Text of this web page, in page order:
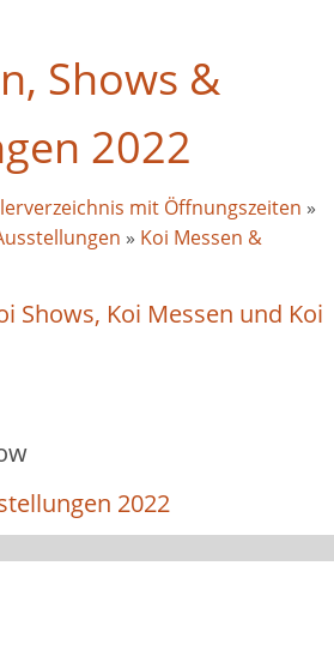
Shows &
2022
mit Öffnungszeiten »
» Koi Messen &
Shows, Koi Messen und Koi
2022